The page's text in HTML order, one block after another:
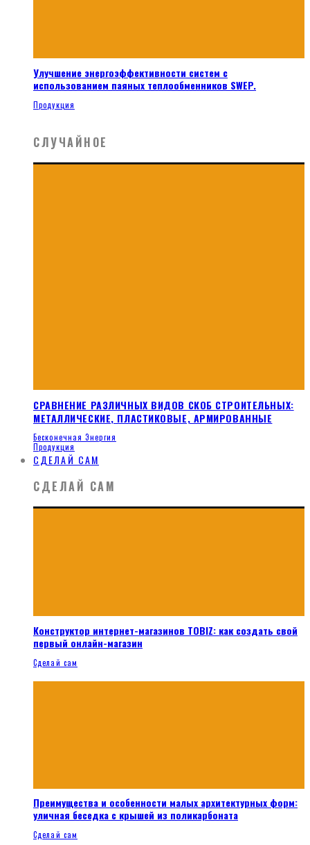
Улучшение энергоэффективности систем с
использованием паяных теплообменников SWEP.
Продукция
СЛУЧАЙНОЕ
СРАВНЕНИЕ РАЗЛИЧНЫХ ВИДОВ СКОБ СТРОИТЕЛЬНЫХ:
МЕТАЛЛИЧЕСКИЕ, ПЛАСТИКОВЫЕ, АРМИРОВАННЫЕ
Бесконечная Энергия
Продукция
СДЕЛАЙ САМ
СДЕЛАЙ САМ
Конструктор интернет-магазинов TOBIZ: как создать свой
первый онлайн-магазин
Сделай сам
Преимущества и особенности малых архитектурных форм:
уличная беседка с крышей из поликарбоната
Сделай сам